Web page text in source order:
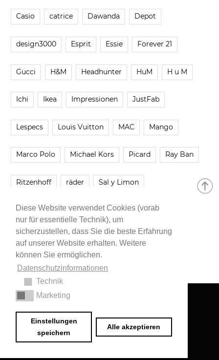
Diese Website verwendet Cookies (vorab
nur für essentielle Technik), um
sicherzustellen, dass Sie die beste Erfahrung
auf unserer Website erhalten. Weitere
können Sie ermöglichen.
Datenschutzinformationen
Technik
Marketing
Einstellungen
speichern
Alle akzeptieren
Casio catrice Dawanda Depot
design3000 Esprit Essie Forever 21
Gucci H&M Headhunter HuM H u M
Ichi Ikea Impressionen JustFab
Lespecs Louis Vuitton MAC Mango
Marco Polo Michael Kors Picard Ray Ban
Ritzenhoff räder Sal y Limon
Smartbuyglasses smash! Steve Madden
Younique Zara
Impressum
© 2020 Dr. Sarah Schwab-Jung